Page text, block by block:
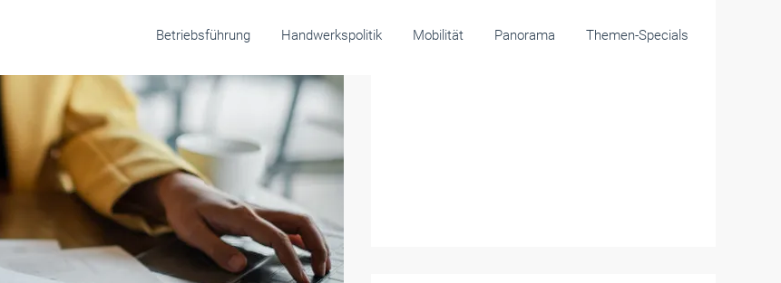
Betriebsführung Handwerkspolitik Mobilität Panorama Themen-Specials